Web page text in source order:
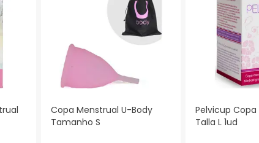
Copa Menstrual U-Body
Tamanho S
Pelvicup
Talla L 1ud